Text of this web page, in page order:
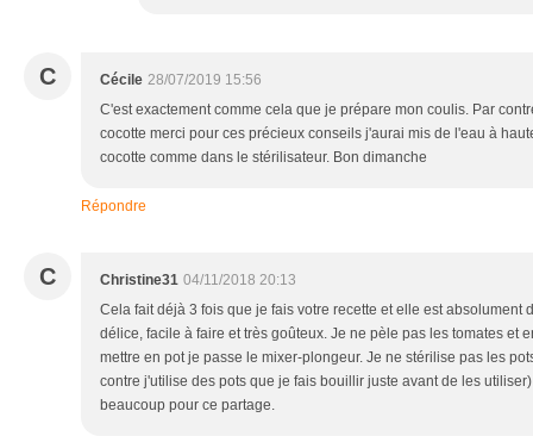
C Cécile 28/07/2019 15:56
C'est exactement comme cela que je prépare mon coulis. Par
cocotte merci pour ces précieux conseils j'aurai mis de l'eau à
cocotte comme dans le stérilisateur. Bon dimanche
Répondre
C Christine31 04/11/2018 20:13
Cela fait déjà 3 fois que je fais votre recette et elle est absolument
délice, facile à faire et très goûteux. Je ne pèle pas les tomates et
mettre en pot je passe le mixer-plongeur. Je ne stérilise pas les
contre j'utilise des pots que je fais bouillir juste avant de les
beaucoup pour ce partage.